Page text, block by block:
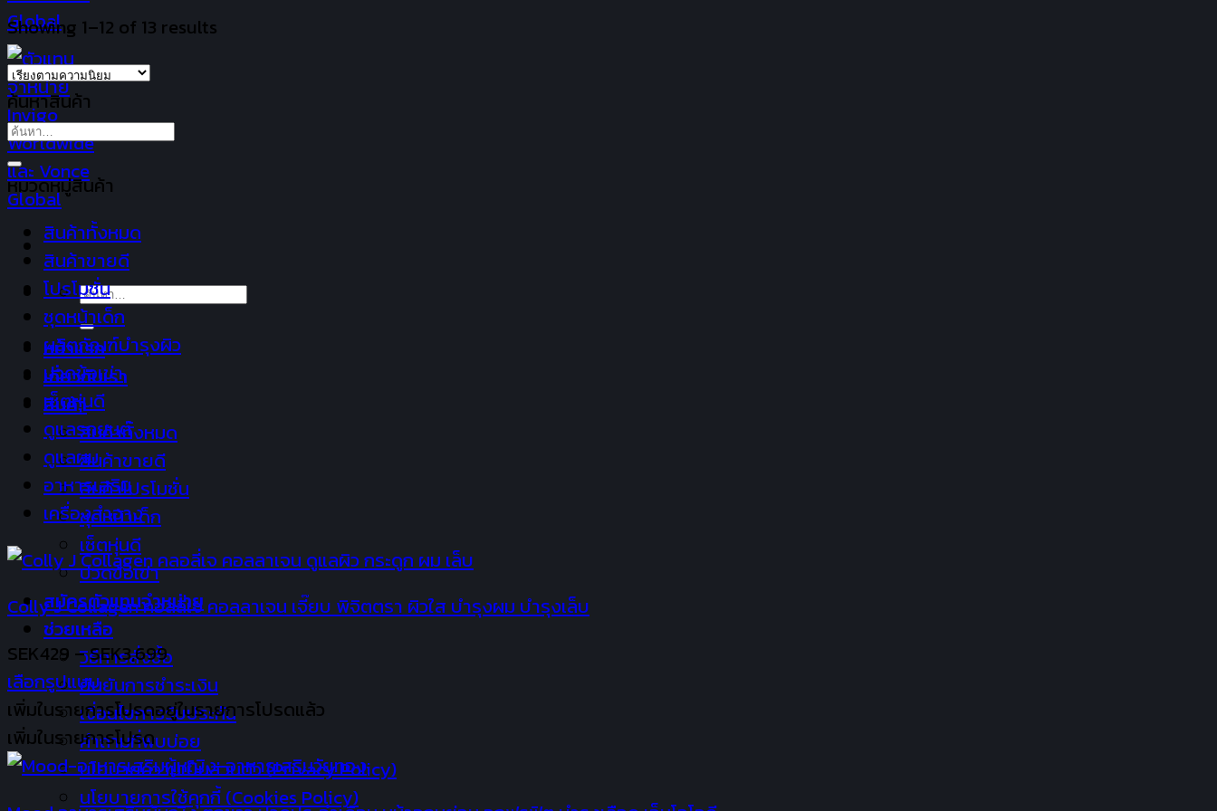
ค้นหา:
หน้าแรก
เกี่ยวกับเรา
สินค้า
สินค้าทั้งหมด
สินค้าขายดี
สินค้าโปรโมชั่น
ชุดหน้าเด็ก
เซ็ตหุ่นดี
ปวดข้อเข่า
สมัครตัวแทนจำหน่าย
ช่วยเหลือ
วิธีการสั่งซื้อ
ยืนยันการชำระเงิน
เงื่อนไขการรับประกัน
คำถามที่พบบ่อย
นโยบายความเป็นส่วนตัว (Privacy Policy)
นโยบายการใช้คุกกี้ (Cookies Policy)
Showing 1–12 of 13 results
ค้นหาสินค้า
ค้นหา:
หมวดหมู่สินค้า
สินค้าทั้งหมด
สินค้าขายดี
โปรโมชั่น
ชุดหน้าเด็ก
ผลิตภัณฑ์บำรุงผิว
ปวดข้อเข่า
เซ็ตหุ่นดี
ดูแลรถยนต์
ดูแลผม
อาหารเสริม
เครื่องสำอาง
Colly J Collagen คอลลี่เจ คอลลาเจน เจี๊ยบ พิจิตตรา ผิวใส บำรุงผม บำรุงเล็บ
SEK429 –SEK3,699Price
range:
SEK429
through
SEK3,699
เลือกรูปแบบ
This
product
has
multiple
เพิ่มในรายการโปรดอยู่ในรายการโปรดแล้ว
เพิ่มในรายการโปรด